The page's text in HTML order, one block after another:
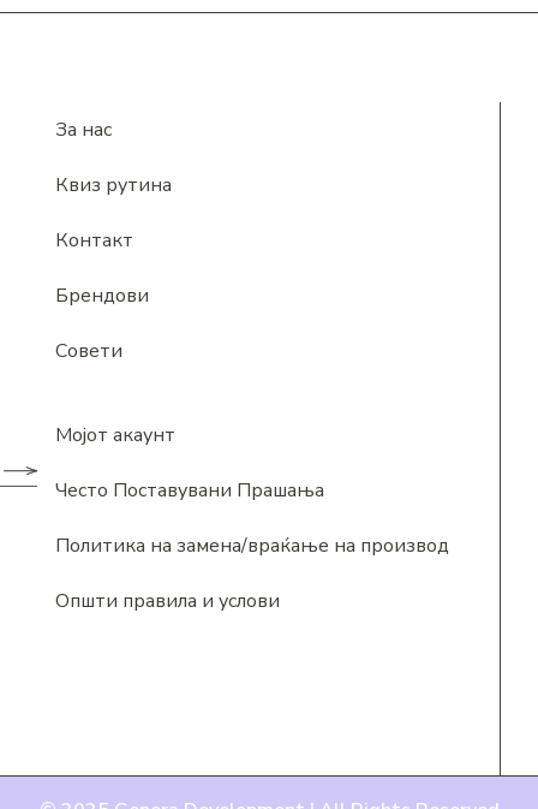
За нас
Квиз рутина
Контакт
Брендови
Совети
Мојот акаунт
Често Поставувани Прашања
Политика на замена/враќање на производ
Општи правила и услови